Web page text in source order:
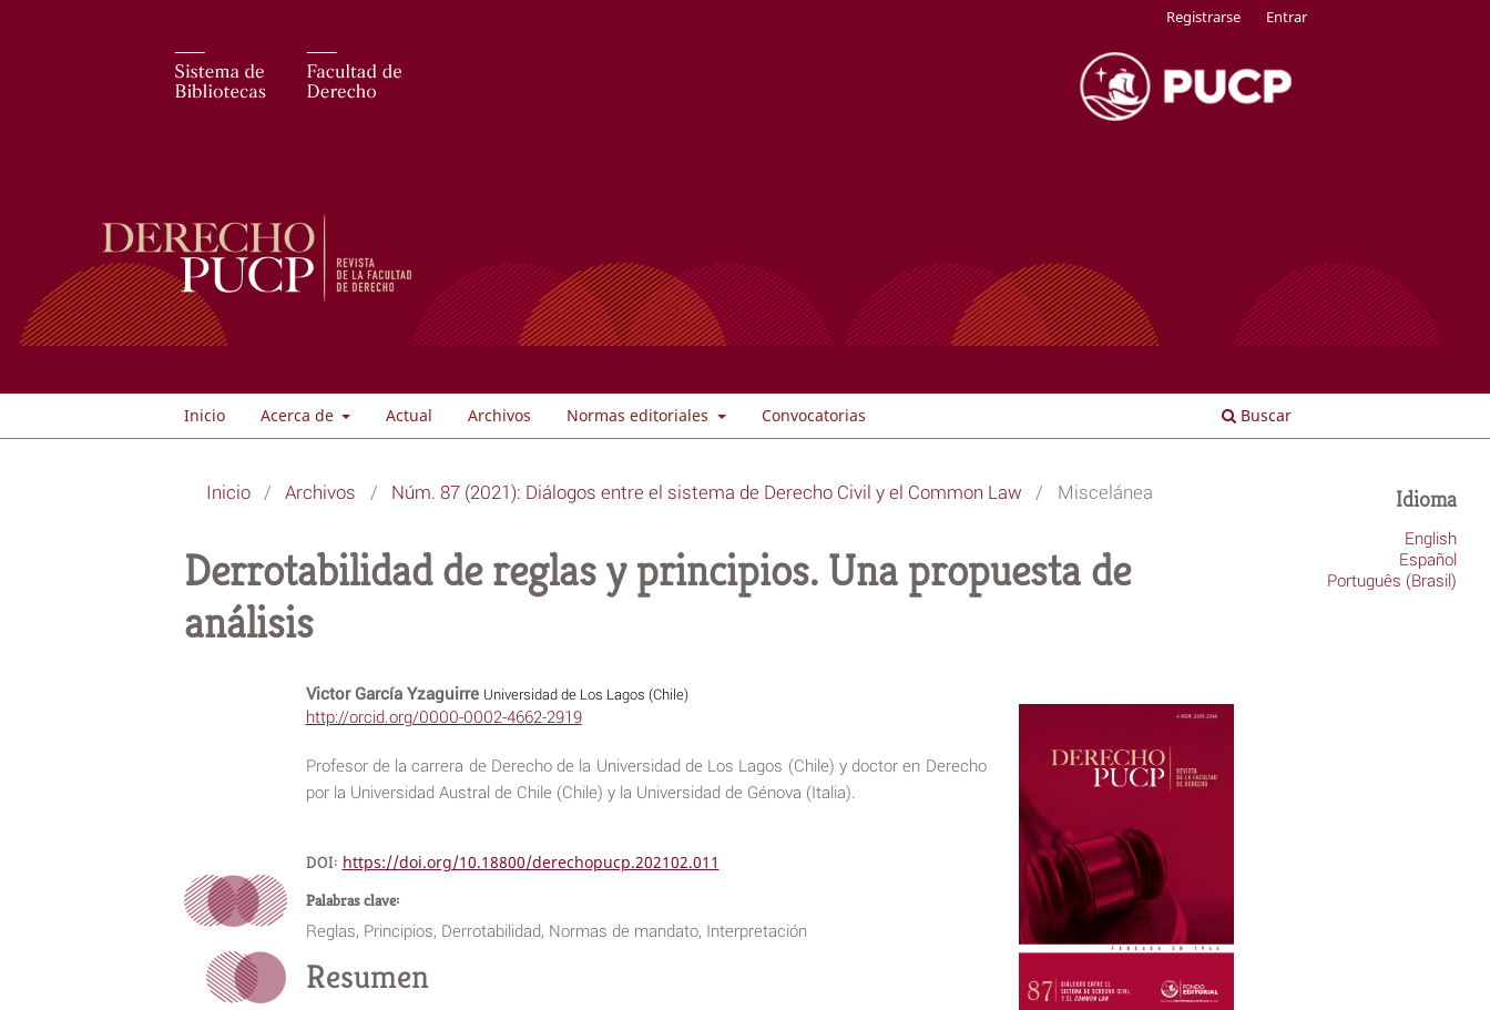
Inicio Acerca de Actual Archivos Normas editoriales Convocatorias Buscar
Registrarse Entrar
Inicio / Archivos / Núm. 87 (2021): Diálogos entre el sistema de Derecho Civil y el Common Law / Miscelánea
Derrotabilidad de reglas y principios. Una propuesta de
análisis
Victor García Yzaguirre Universidad de Los Lagos (Chile)
http://orcid.org/0000-0002-4662-2919
Profesor de la carrera de Derecho de la Universidad de Los Lagos (Chile) y doctor en Derecho
por la Universidad Austral de Chile (Chile) y la Universidad de Génova (Italia).
DOI: https://doi.org/10.18800/derechopucp.202102.011
Palabras clave:
Reglas, Principios, Derrotabilidad, Normas de mandato, Interpretación
Resumen
Idioma
English
Español
Português (Brasil)